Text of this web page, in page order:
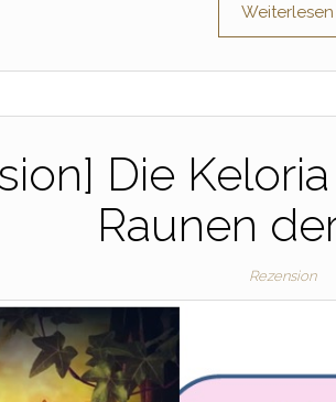
Weiterlesen
Die
Raunen
Rezension